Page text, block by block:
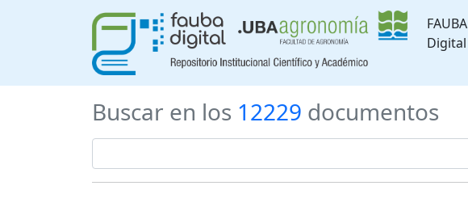
FAUBA
Digital
Buscar en los 12229 documentos